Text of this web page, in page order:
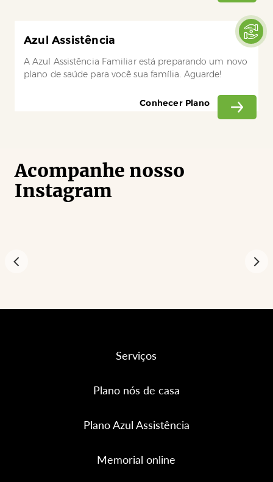
Azul Assistência
A Azul Assistência Familiar está preparando um novo
plano de saúde para você sua família. Aguarde!
Conhecer Plano
Acompanhe nosso
Instagram
Serviços
Plano nós de casa
Plano Azul Assistência
Memorial online